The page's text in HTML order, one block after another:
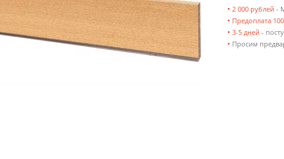
• 2 000 рублей -
• Предоплата
• 3-5 дней -
• Просим